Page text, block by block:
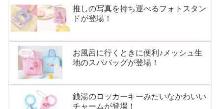
推しの写真を持ち運べるフォトスタン
ドが登場！
お風呂に行くときに便利♪メッシュ生
地のスパバッグが登場！
銭湯のロッカーキーみたいなかわいい
チャームが登場！